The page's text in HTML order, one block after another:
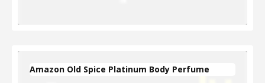
Amazon Old Spice Platinum Body Perfume